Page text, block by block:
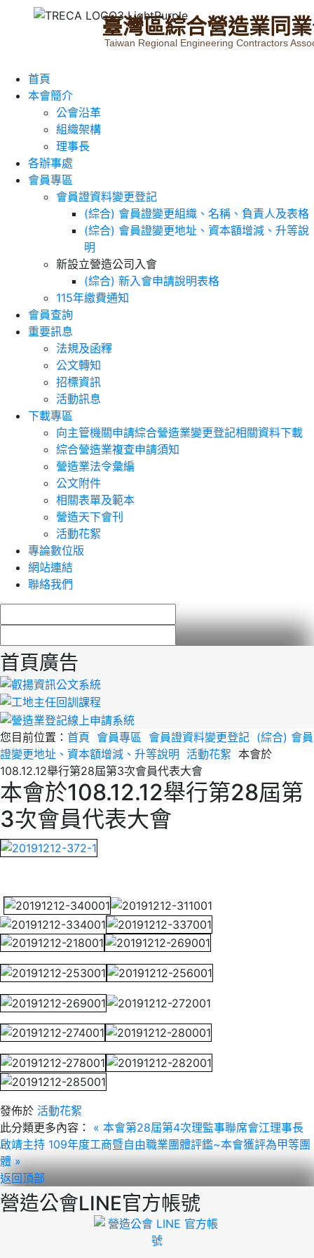
臺灣區綜合營造業同業
Taiwan Regional Engineering Contractors
首頁
本會簡介
公會沿革
組織架構
理事長
各辦事處
會員專區
會員證資料變更登記
(綜合) 會員證變更組織、名稱、負責人及表格
(綜合) 會員證變更地址、資本額增減、升等說
明
新設立營造公司入會
(綜合) 新入會申請說明表格
115年繳費通知
會員查詢
重要訊息
法規及函釋
公文轉知
招標資訊
活動訊息
下載專區
向主管機關申請綜合營造業變更登記相關資料下載
綜合營造業複查申請須知
營造業法令彙編
公文附件
相關表單及範本
營造天下會刊
活動花絮
專論數位版
網站連結
聯絡我們
首頁廣告
您目前位置： 首頁 會員專區 會員證資料變更登記 (綜合) 會員
證變更地址、資本額增減、升等說明 活動花絮 本會於
108.12.12舉行第28屆第3次會員代表大會
本會於108.12.12舉行第28屆第
3次會員代表大會
發佈於 活動花絮
此分類更多內容：
« 本會第28屆第4次理監事聯席會江理事長
啟靖主持 109年度工商暨自由職業團體評鑑~本會獲評為甲等團
體 »
返回頂部
營造公會LINE官方帳號